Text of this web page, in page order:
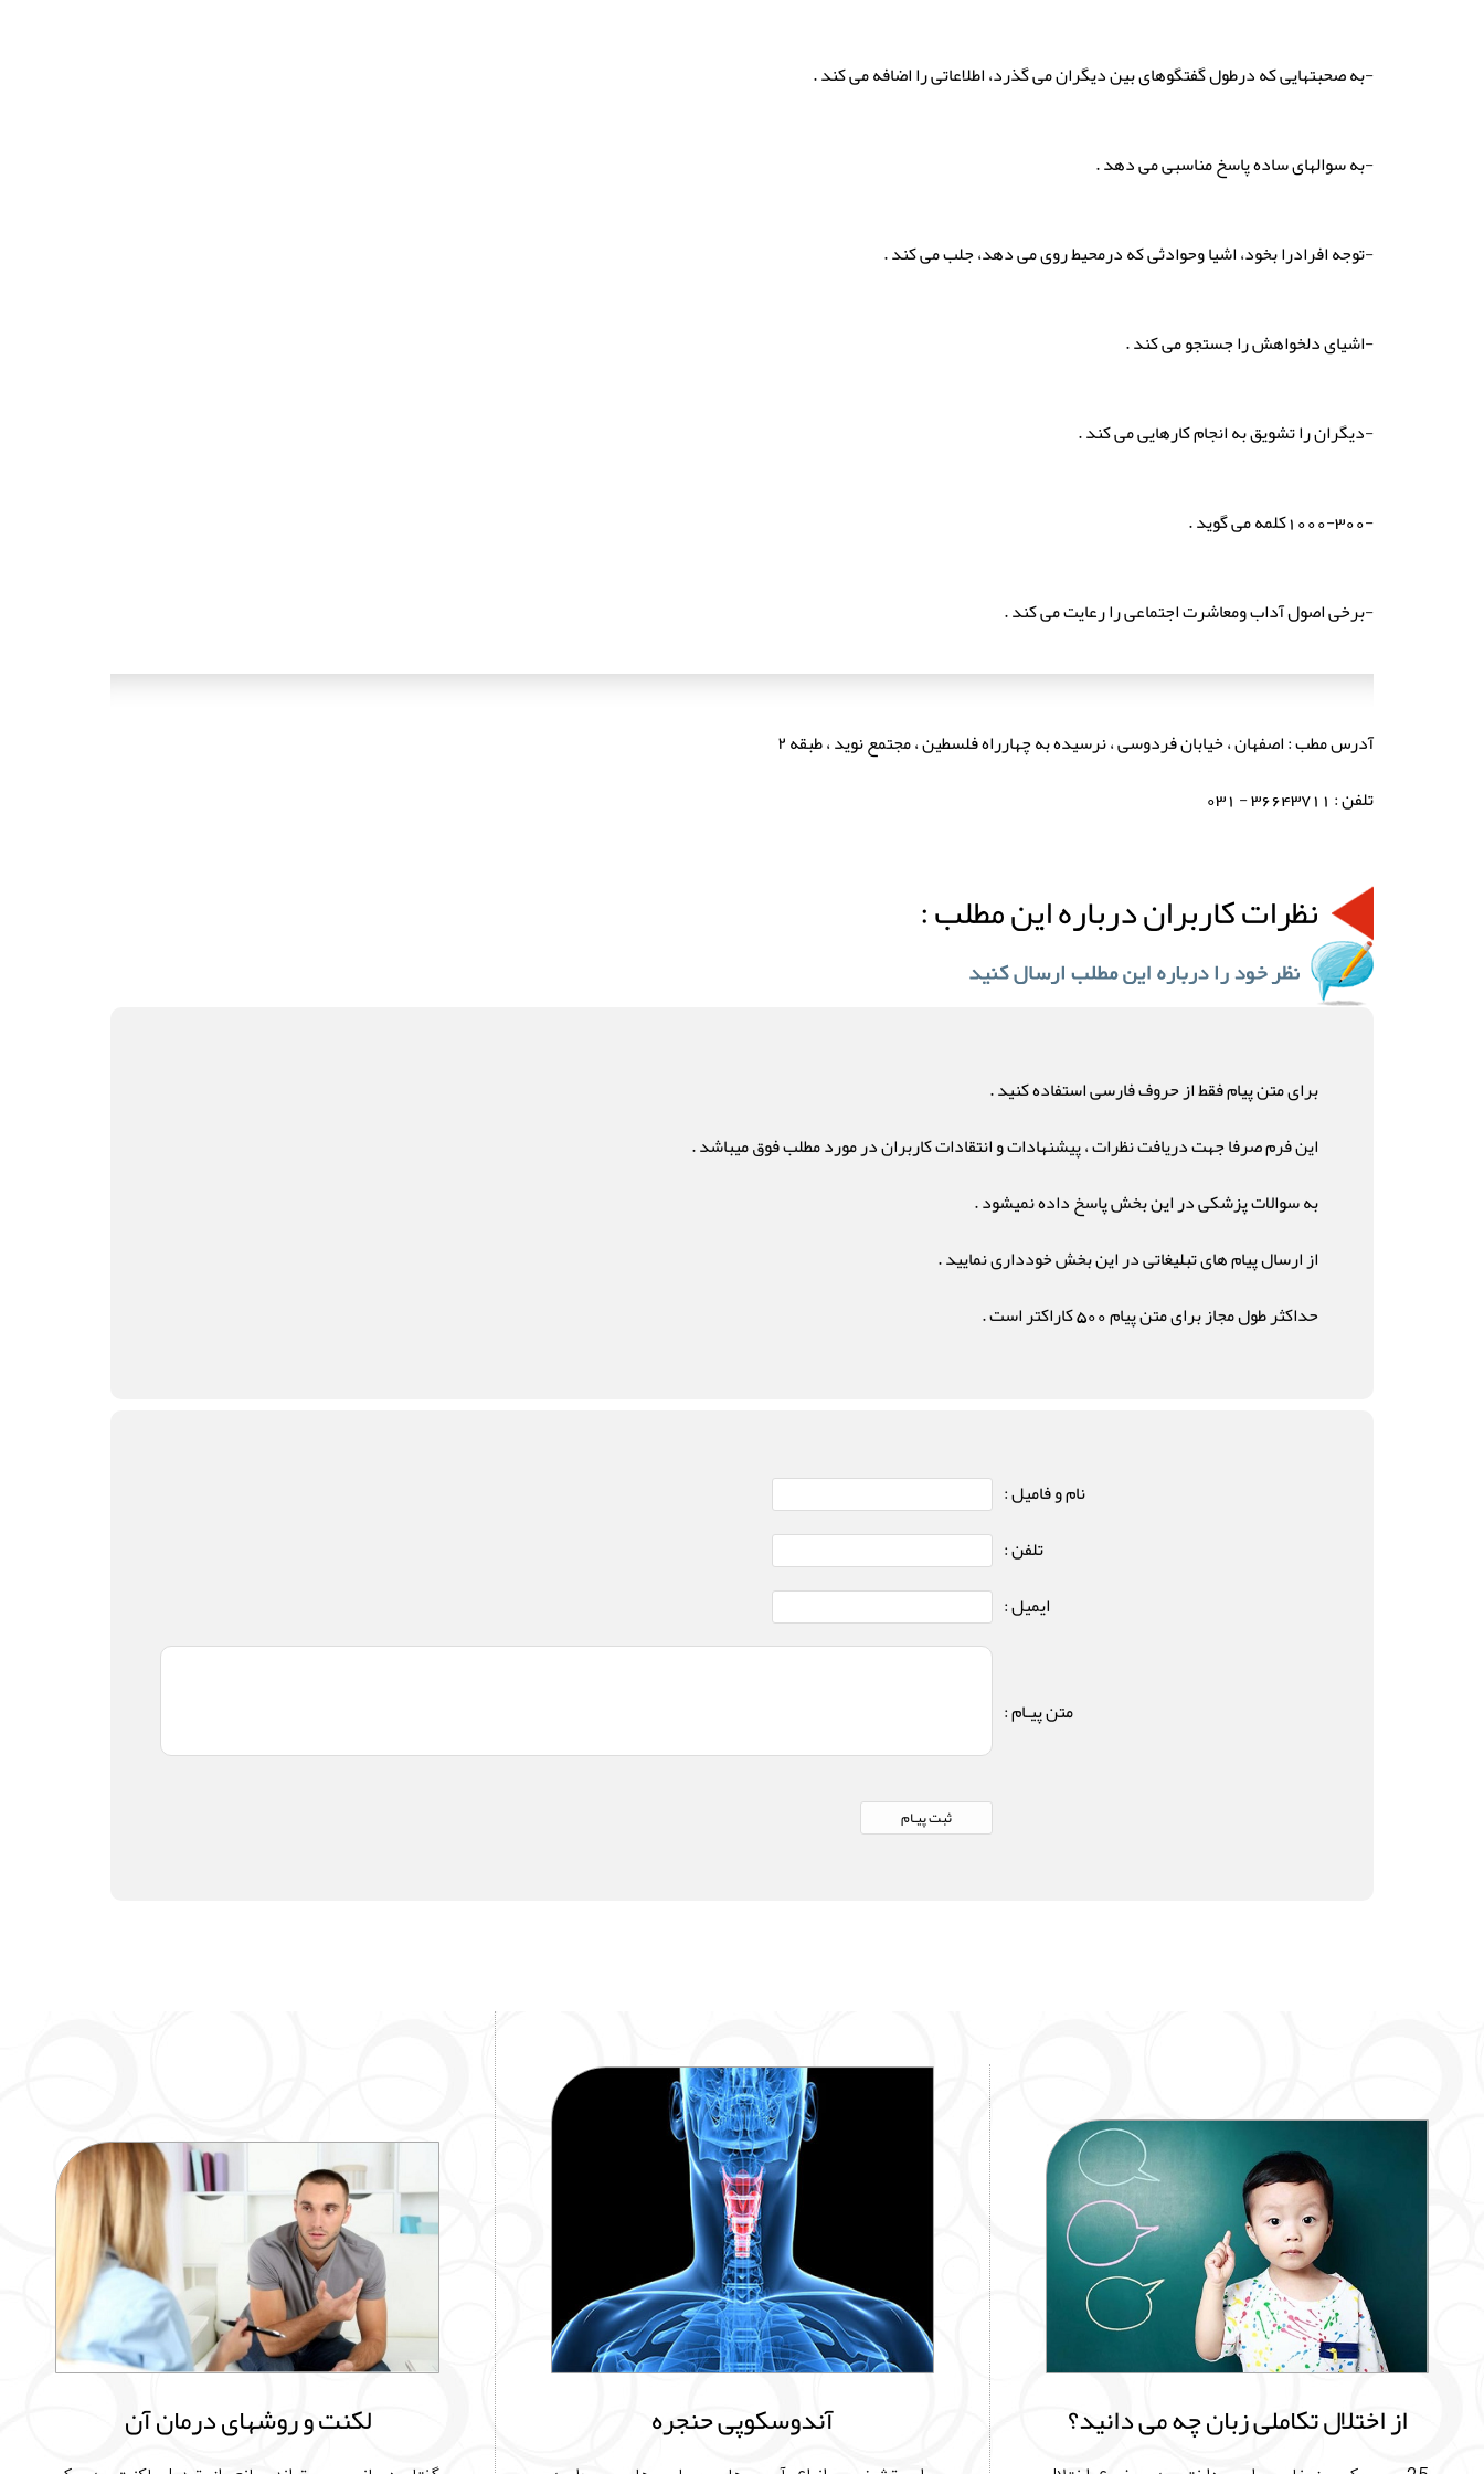
-به صحبتهایی که درطول گفتگوهای بین دیگران می گذرد، اطلاعاتی را اضافه می کند .
-به سوالهای ساده پاسخ مناسبی می دهد .
-توجه افرادرا بخود، اشیا وحوادثی که درمحیط روی می دهد، جلب می کند .
-اشیای دلخواهش را جستجو می کند .
-دیگران را تشویق به انجام کارهایی می کند .
-1000-300کلمه می گوید .
-برخی اصول آداب ومعاشرت اجتماعی را رعایت می کند .
آدرس مطب : اصفهان ، خیابان فردوسی ، نرسیده به چهارراه فلسطین ، مجتمع نوید ، طبقه ۲
تلفن : 36643711 - 031
نظرات کاربران درباره این مطلب :
برای متن پیام فقط از حروف فارسی استفاده کنید .
این فرم صرفا جهت دریافت نظرات ، پیشنهادات و انتقادات کاربران در مورد مطلب فوق میباشد .
به سوالات پزشکی در این بخش پاسخ داده نمیشود .
از ارسال پیام های تبلیغاتی در این بخش خودداری نمایید .
حداکثر طول مجاز برای متن پیام 500 کاراکتر است .
نام و فامیل :
تلفن :
ایمیل :
متن پیـام :
از اختلال تکاملی زبان چه می دانید؟ آندوسکوپی حنجره لکنت و روشهای درمان آن